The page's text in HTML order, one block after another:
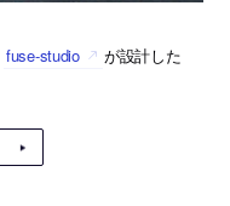
fuse-studio
が設計した